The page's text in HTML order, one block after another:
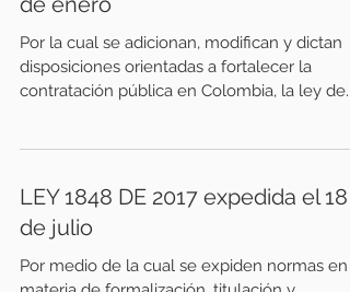
Por la cual se adicionan, modifican y dictan
disposiciones orientadas a fortalecer la
contratación pública en Colombia, la ley de...
LEY 1848 DE 2017 expedida el 18
de julio
Por medio de la cual se expiden normas en